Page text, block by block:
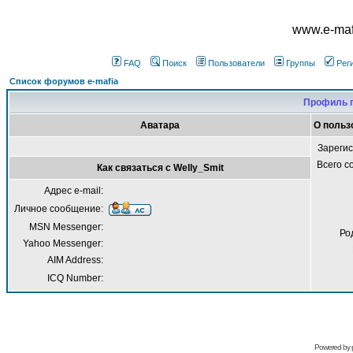
www.e-
FAQ Поиск Пользователи Группы
Список форумов e-mafia
Профиль
Аватара О
Всего
Как связаться с Welly_Smit
Адрес e-mail:
Личное сообщение:
MSN Messenger:
Yahoo Messenger:
AIM Address:
ICQ Number:
Powered by